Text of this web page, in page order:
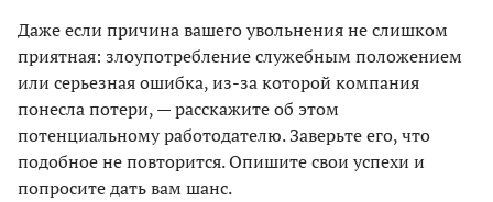
Даже если причина вашего увольнения не слишком
приятная: злоупотребление служебным положением
или серьезная ошибка, из-за которой компания
понесла потери, — расскажите об этом
потенциальному работодателю. Заверьте его, что
подобное не повторится. Опишите свои успехи и
попросите дать вам шанс.